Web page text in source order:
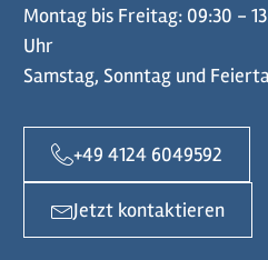
Montag bis Freitag: 09:30 -
Uhr
Samstag, Sonntag und
+49 4124 6049592
Jetzt kontaktieren